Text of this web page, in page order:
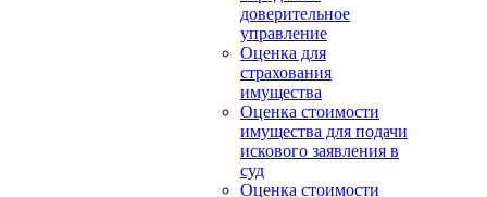
доверительное
управление
Оценка для
страхования
имущества
Оценка стоимости
имущества для подачи
искового заявления в
суд
Оценка стоимости